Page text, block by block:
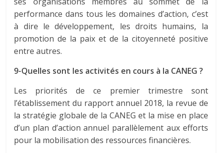
performance dans tous les domaines d’action, c’est
à dire le développement, les droits humains, la
promotion de la paix et de la citoyenneté positive
entre autres.
9-Quelles sont les activités en cours à la CANEG ?
Les priorités de ce premier trimestre sont
l’établissement du rapport annuel 2018, la revue de
la stratégie globale de la CANEG et la mise en place
d’un plan d’action annuel parallèlement aux efforts
pour la mobilisation des ressources financières.